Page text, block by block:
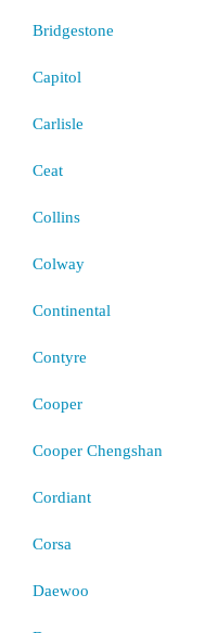
Bridgestone
Capitol
Carlisle
Ceat
Collins
Colway
Continental
Contyre
Cooper
Cooper Chengshan
Cordiant
Corsa
Daewoo